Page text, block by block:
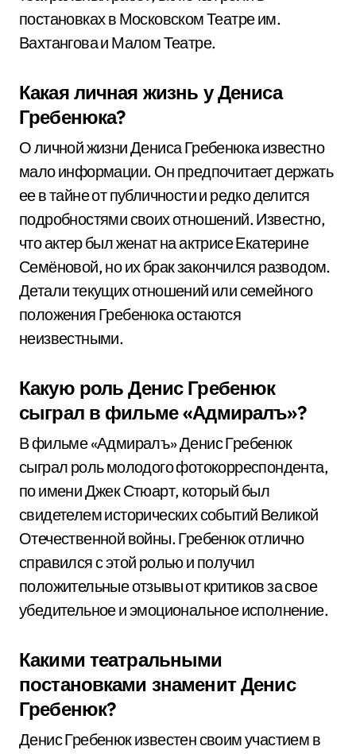
постановках в Московском Театре им.
Вахтангова и Малом Театре.
Какая личная жизнь у Дениса
Гребенюка?
О личной жизни Дениса Гребенюка известно
мало информации. Он предпочитает держать
ее в тайне от публичности и редко делится
подробностями своих отношений. Известно,
что актер был женат на актрисе Екатерине
Семёновой, но их брак закончился разводом.
Детали текущих отношений или семейного
положения Гребенюка остаются
неизвестными.
Какую роль Денис Гребенюк
сыграл в фильме «Адмиралъ»?
В фильме «Адмиралъ» Денис Гребенюк
сыграл роль молодого фотокорреспондента,
по имени Джек Стюарт, который был
свидетелем исторических событий Великой
Отечественной войны. Гребенюк отлично
справился с этой ролью и получил
положительные отзывы от критиков за свое
убедительное и эмоциональное исполнение.
Какими театральными
постановками знаменит Денис
Гребенюк?
Денис Гребенюк известен своим участием в